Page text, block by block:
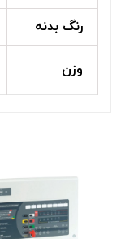
رنگ بدنه
وزن